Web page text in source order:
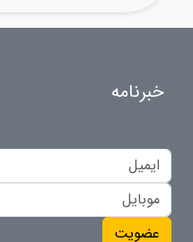
خبرنامه
عضویت